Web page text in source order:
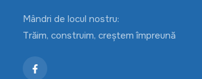
Mândri de locul nostru:
Trăim, construim, creștem împreună